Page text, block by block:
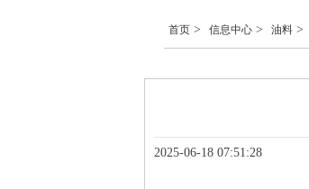
[2026-08-07] 8月7日非主产区芝麻市场价格日报
首页 > 信息中心 > 油料 >
2025-06-18 07:51:28